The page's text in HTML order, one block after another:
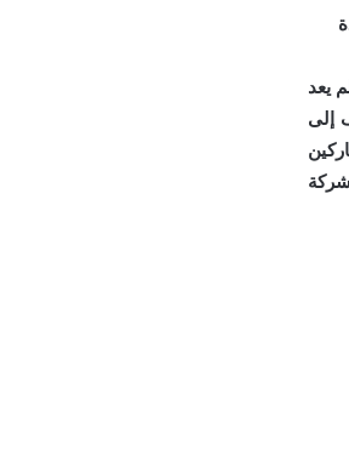
يعد
إلى